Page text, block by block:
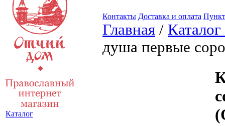
Каталог
Контакты Доставка и оплата
Главная /
душа первые